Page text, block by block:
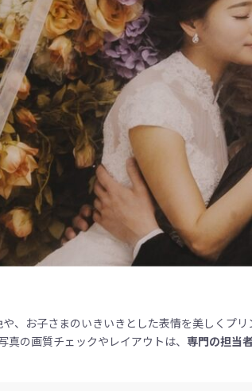
、お子さまのいきいきとした表情を美しくプリ
真の画質チェックやレイアウトは、 専門の担当